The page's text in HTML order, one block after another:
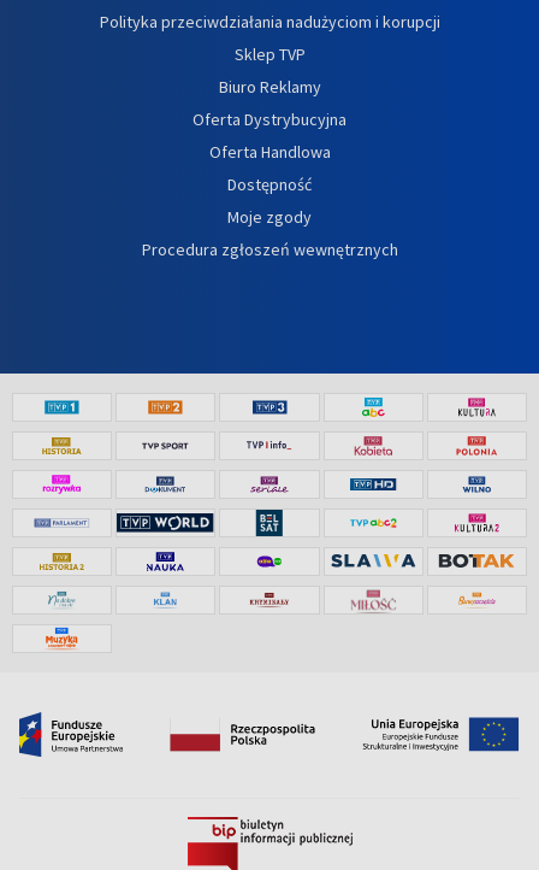
Polityka przeciwdziałania nadużyciom i korupcji
Sklep TVP
Biuro Reklamy
Oferta Dystrybucyjna
Oferta Handlowa
Dostępność
Moje zgody
Procedura zgłoszeń wewnętrznych